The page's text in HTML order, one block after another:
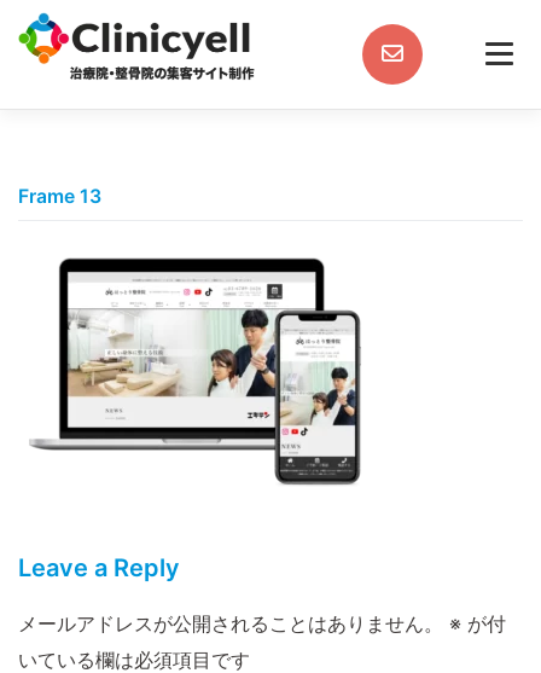
content
Frame 13
Leave a Reply
メールアドレスが公開されることはありません。 ※ が付
いている欄は必須項目です